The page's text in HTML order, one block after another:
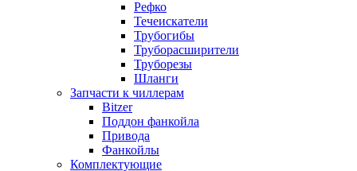
Рефко
Течеискатели
Трубогибы
Труборасширители
Труборезы
Шланги
Запчасти к чиллерам
Bitzer
Поддон фанкойла
Привода
Фанкойлы
Комплектующие